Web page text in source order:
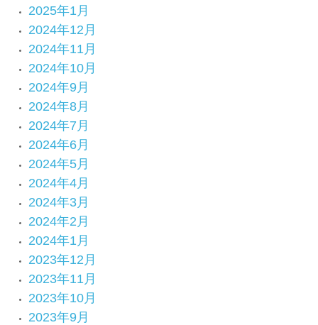
2025年1月
2024年12月
2024年11月
2024年10月
2024年9月
2024年8月
2024年7月
2024年6月
2024年5月
2024年4月
2024年3月
2024年2月
2024年1月
2023年12月
2023年11月
2023年10月
2023年9月